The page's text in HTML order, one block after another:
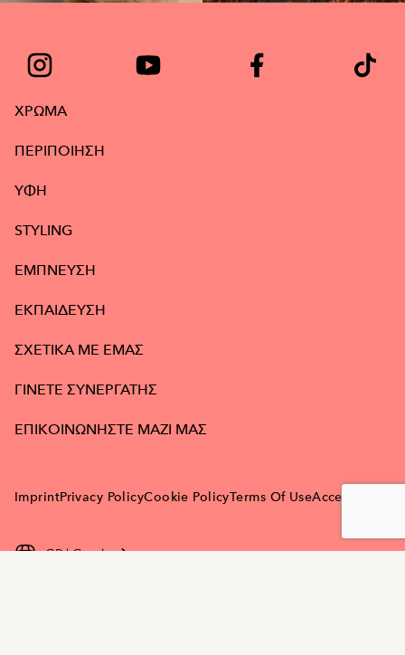
ΧΡΩΜΑ
ΠΕΡΙΠΟΙΗΣΗ
ΥΦΉ
STYLING
ΕΜΠΝΕΥΣΗ
ΕΚΠΑΙΔΕΥΣΗ
ΣΧΕΤΙΚΑ ΜΕ ΕΜΑΣ
ΓΙΝΕΤΕ ΣΥΝΕΡΓΑΤΗΣ
ΕΠΙΚΟΙΝΩΝΗΣΤΕ ΜΑΖΙ ΜΑΣ
ImprintPrivacy PolicyCookie PolicyTerms Of UseAccessibility
GR | Greek